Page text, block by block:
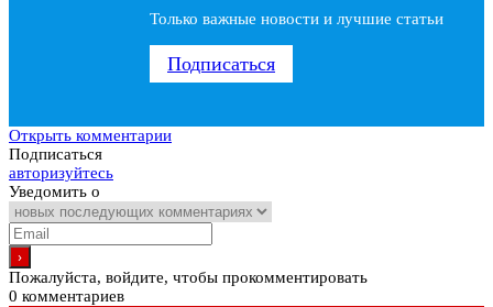
Только важные новости и лучшие статьи
Подписаться
Открыть комментарии
Подписаться
авторизуйтесь
Уведомить о
Пожалуйста, войдите, чтобы прокомментировать
0 комментариев